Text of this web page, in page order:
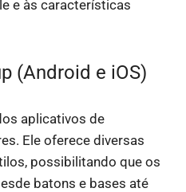
e às características
(Android e iOS)
aplicativos de
Ele oferece diversas
possibilitando que os
batons e bases até